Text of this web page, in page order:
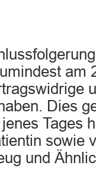
am
Dies
Tages
sowie
und